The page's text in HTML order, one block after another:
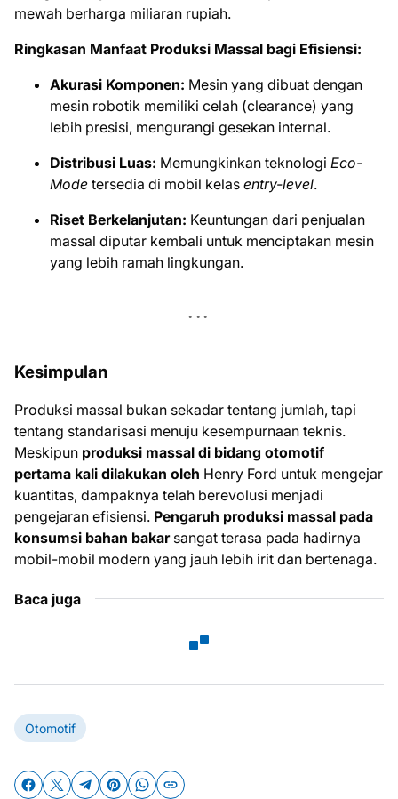
mewah berharga miliaran rupiah.
Ringkasan Manfaat Produksi Massal bagi Efisiensi:
Akurasi Komponen: Mesin yang dibuat dengan
mesin robotik memiliki celah (clearance) yang
lebih presisi, mengurangi gesekan internal.
Distribusi Luas: Memungkinkan teknologi Eco-
Mode tersedia di mobil kelas entry-level.
Riset Berkelanjutan: Keuntungan dari penjualan
massal diputar kembali untuk menciptakan mesin
yang lebih ramah lingkungan.
Kesimpulan
Produksi massal bukan sekadar tentang jumlah, tapi
tentang standarisasi menuju kesempurnaan teknis.
Meskipun produksi massal di bidang otomotif
pertama kali dilakukan oleh Henry Ford untuk mengejar
kuantitas, dampaknya telah berevolusi menjadi
pengejaran efisiensi. Pengaruh produksi massal pada
konsumsi bahan bakarsangat terasa pada hadirnya
mobil-mobil modern yang jauh lebih irit dan bertenaga.
Baca juga
Otomotif